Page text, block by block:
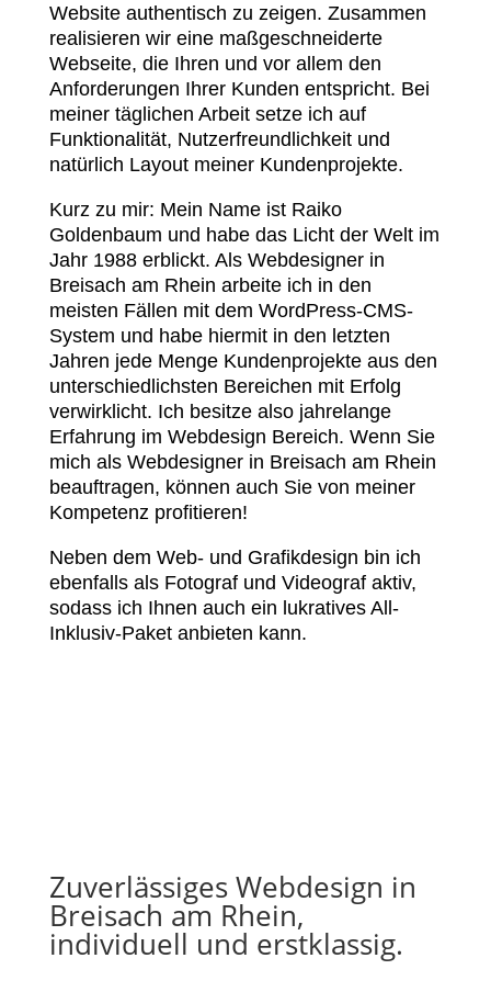
Website authentisch zu zeigen. Zusammen
realisieren wir eine maßgeschneiderte
Webseite, die Ihren und vor allem den
Anforderungen Ihrer Kunden entspricht. Bei
meiner täglichen Arbeit setze ich auf
Funktionalität, Nutzerfreundlichkeit und
natürlich Layout meiner Kundenprojekte.
Kurz zu mir: Mein Name ist Raiko
Goldenbaum und habe das Licht der Welt im
Jahr 1988 erblickt. Als Webdesigner in
Breisach am Rhein arbeite ich in den
meisten Fällen mit dem WordPress-CMS-
System und habe hiermit in den letzten
Jahren jede Menge Kundenprojekte aus den
unterschiedlichsten Bereichen mit Erfolg
verwirklicht. Ich besitze also jahrelange
Erfahrung im Webdesign Bereich. Wenn Sie
mich als Webdesigner in Breisach am Rhein
beauftragen, können auch Sie von meiner
Kompetenz profitieren!
Neben dem Web- und Grafikdesign bin ich
ebenfalls als Fotograf und Videograf aktiv,
sodass ich Ihnen auch ein lukratives All-
Inklusiv-Paket anbieten kann.
Zuverlässiges Webdesign in
Breisach am Rhein,
individuell und erstklassig.